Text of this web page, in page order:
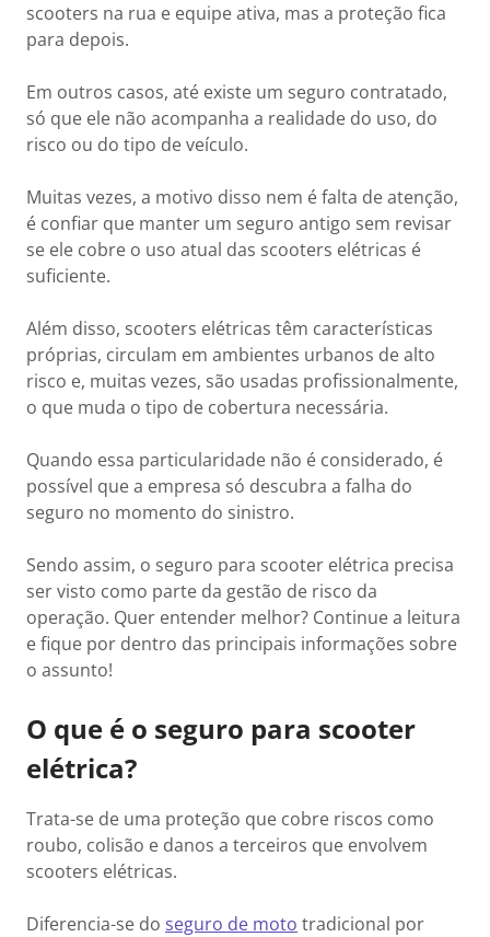
scooters na rua e equipe ativa, mas a proteção fica
para depois.
Em outros casos, até existe um seguro contratado,
só que ele não acompanha a realidade do uso, do
risco ou do tipo de veículo.
Muitas vezes, a motivo disso nem é falta de atenção,
é confiar que manter um seguro antigo sem revisar
se ele cobre o uso atual das scooters elétricas é
suficiente.
Além disso, scooters elétricas têm características
próprias, circulam em ambientes urbanos de alto
risco e, muitas vezes, são usadas profissionalmente,
o que muda o tipo de cobertura necessária.
Quando essa particularidade não é considerado, é
possível que a empresa só descubra a falha do
seguro no momento do sinistro.
Sendo assim, o seguro para scooter elétrica precisa
ser visto como parte da gestão de risco da
operação. Quer entender melhor? Continue a leitura
e fique por dentro das principais informações sobre
o assunto!
O que é o seguro para scooter
elétrica?
Trata-se de uma proteção que cobre riscos como
roubo, colisão e danos a terceiros que envolvem
scooters elétricas.
Diferencia-se do seguro de moto tradicional por